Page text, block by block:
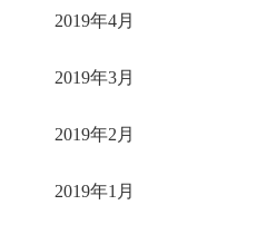
2019年4月
2019年3月
2019年2月
2019年1月